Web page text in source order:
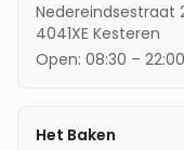
Nedereindsestraat
4041XE Kesteren
Open: 08:30 – 22:00
Het Baken